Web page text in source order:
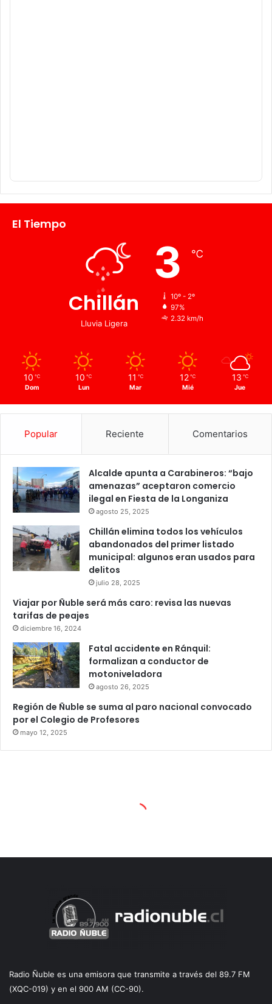
El Tiempo
Chillán
Lluvia Ligera
3 ℃
10º - 2º
97%
2.32 km/h
10 ℃
Dom
10 ℃
Lun
11 ℃
Mar
12 ℃
Mié
13 ℃
Jue
Popular Reciente Comentarios
Alcalde apunta a Carabineros: “bajo
amenazas” aceptaron comercio
ilegal en Fiesta de la Longaniza
agosto 25, 2025
Chillán elimina todos los vehículos
abandonados del primer listado
municipal: algunos eran usados para
delitos
julio 28, 2025
Viajar por Ñuble será más caro: revisa las nuevas
tarifas de peajes
diciembre 16, 2024
Fatal accidente en Ránquil:
formalizan a conductor de
motoniveladora
agosto 26, 2025
Región de Ñuble se suma al paro nacional convocado
por el Colegio de Profesores
mayo 12, 2025
Radio Ñuble es una emisora que transmite a través del 89.7 FM
(XQC-019) y en el 900 AM (CC-90).